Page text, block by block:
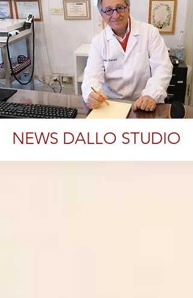
NEWS DALLO STUDIO